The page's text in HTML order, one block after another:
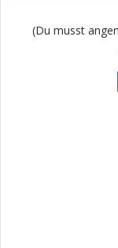
(Du musst